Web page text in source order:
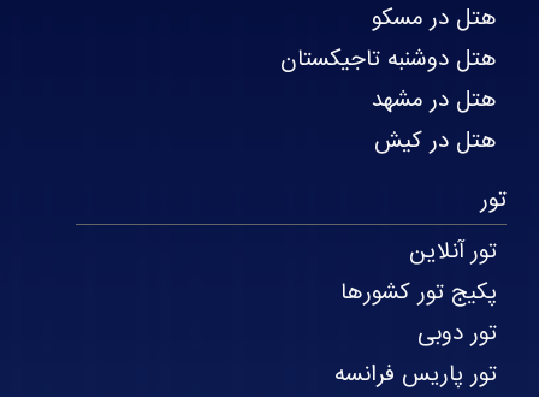
هتل در مسکو
هتل دوشنبه تاجیکستان
هتل در مشهد
هتل در کیش
تور
تور آنلاین
پکیج تور کشورها
تور دوبی
تور پاریس فرانسه